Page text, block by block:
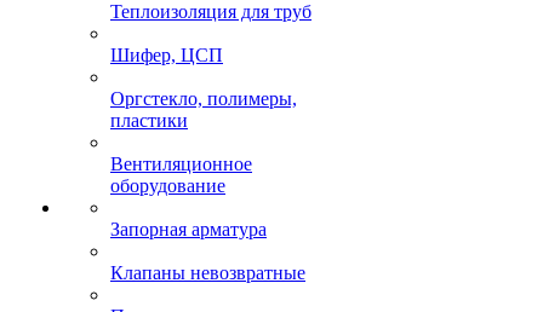
Теплоизоляция для труб
Шифер, ЦСП
Оргстекло, полимеры,
пластики
Вентиляционное
оборудование
Запорная арматура
Клапаны невозвратные